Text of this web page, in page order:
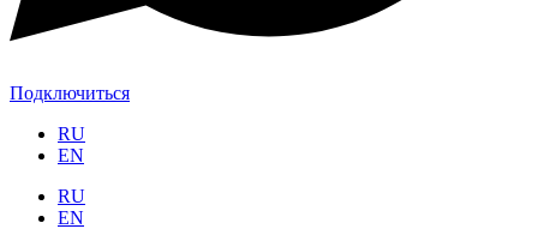
Подключиться
RU
EN
RU
EN